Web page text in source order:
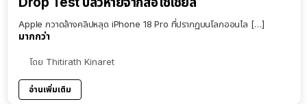
Apple กวาดล้างคลิปหลุด iPhone 18 Pro ที่ปรากฏบนโลกออนไล […]
มากกว่า
โดย Thitirath Kinaret
อ่านเพิ่มเติม